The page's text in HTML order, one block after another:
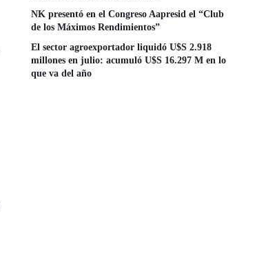
NK presentó en el Congreso Aapresid el “Club
de los Máximos Rendimientos”
El sector agroexportador liquidó U$S 2.918
millones en julio: acumuló U$S 16.297 M en lo
que va del año